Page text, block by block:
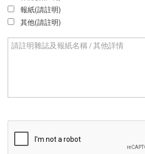
報紙(請註明)
其他(請註明)